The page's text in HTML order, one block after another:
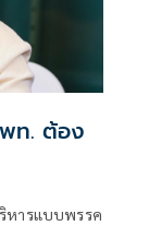
ท. ต้อง
หารแบบพรรค